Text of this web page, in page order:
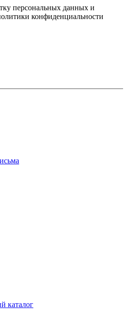
персональных данных и
конфиденциальности
каталог